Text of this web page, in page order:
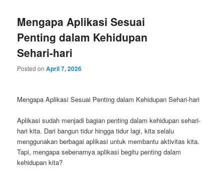
Mengapa Aplikasi Sesuai
Penting dalam Kehidupan
Sehari-hari
Posted onApril 7, 2026
Mengapa Aplikasi Sesuai Penting dalam Kehidupan Sehari-hari
Aplikasi sudah menjadi bagian penting dalam kehidupan sehari-
hari kita. Dari bangun tidur hingga tidur lagi, kita selalu
menggunakan berbagai aplikasi untuk membantu aktivitas kita.
Tapi, mengapa sebenarnya aplikasi begitu penting dalam
kehidupan kita?